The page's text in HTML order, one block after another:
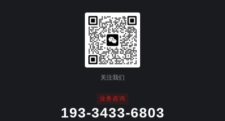
业务咨询
193-3433-6803
关注我们